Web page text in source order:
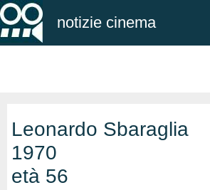
notizie cinema
Leonardo Sbaraglia
1970
età 56